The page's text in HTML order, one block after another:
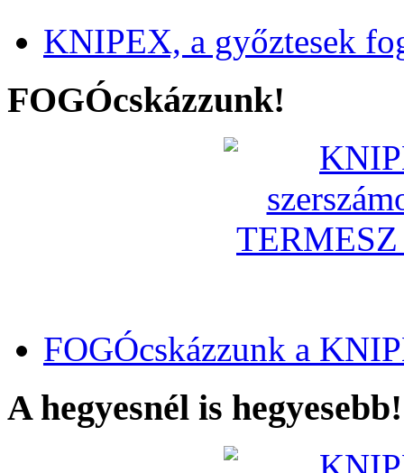
KNIPEX, a győztesek
FOGÓcskázzunk!
FOGÓcskázzunk a
A hegyesnél is hegyesebb!